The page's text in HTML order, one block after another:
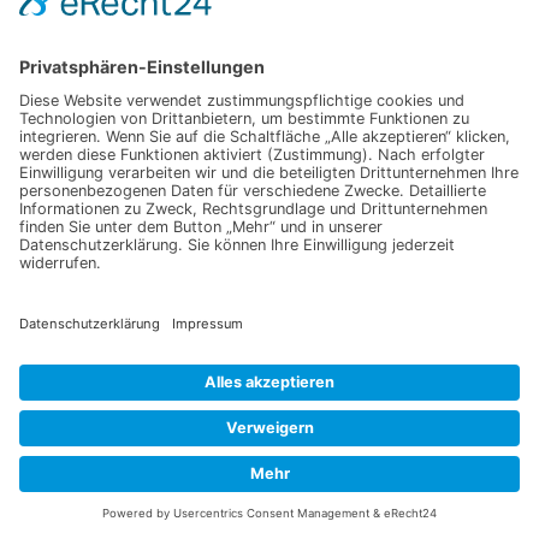
Mehr Informationen
Akzeptieren
powered byUsercentrics Consent
Management Platform&eRecht24
Copyright © 2026 Brettschichtholz aus Eiche | Präsentiert von
Astra-WordPress-Theme